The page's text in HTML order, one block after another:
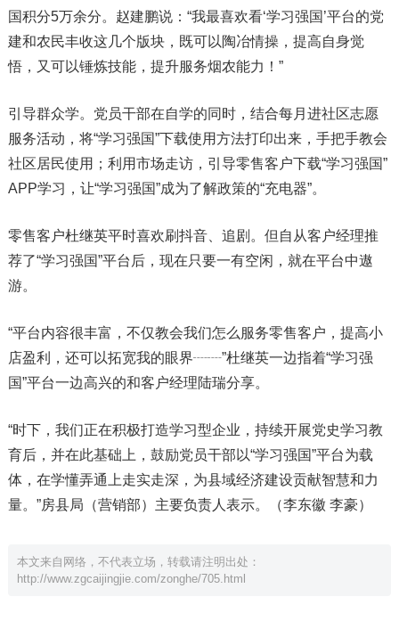
国积分5万余分。赵建鹏说：“我最喜欢看‘学习强国’平台的党
建和农民丰收这几个版块，既可以陶冶情操，提高自身觉
悟，又可以锤炼技能，提升服务烟农能力！”
引导群众学。党员干部在自学的同时，结合每月进社区志愿
服务活动，将“学习强国”下载使用方法打印出来，手把手教会
社区居民使用；利用市场走访，引导零售客户下载“学习强国”
APP学习，让“学习强国”成为了解政策的“充电器”。
零售客户杜继英平时喜欢刷抖音、追剧。但自从客户经理推
荐了“学习强国”平台后，现在只要一有空闲，就在平台中遨
游。
“平台内容很丰富，不仅教会我们怎么服务零售客户，提高小
店盈利，还可以拓宽我的眼界┈┈”杜继英一边指着“学习强
国”平台一边高兴的和客户经理陆瑞分享。
“时下，我们正在积极打造学习型企业，持续开展党史学习教
育后，并在此基础上，鼓励党员干部以“学习强国”平台为载
体，在学懂弄通上走实走深，为县域经济建设贡献智慧和力
量。”房县局（营销部）主要负责人表示。（李东徽 李豪）
本文来自网络，不代表立场，转载请注明出处：
http://www.zgcaijingjie.com/zonghe/705.html